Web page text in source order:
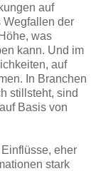
auf
Wegfallen der
was
kann. Und im
auf
In Branchen
stillsteht, sind
Basis von
eher
stark